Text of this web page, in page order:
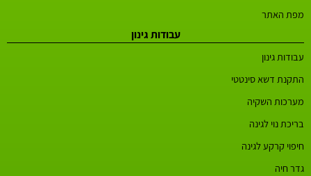
מפת האתר
עבודות גינון
עבודות גינון
התקנת דשא סינטטי
מערכות השקיה
בריכת נוי לגינה
חיפוי קרקע לגינה
גדר חיה